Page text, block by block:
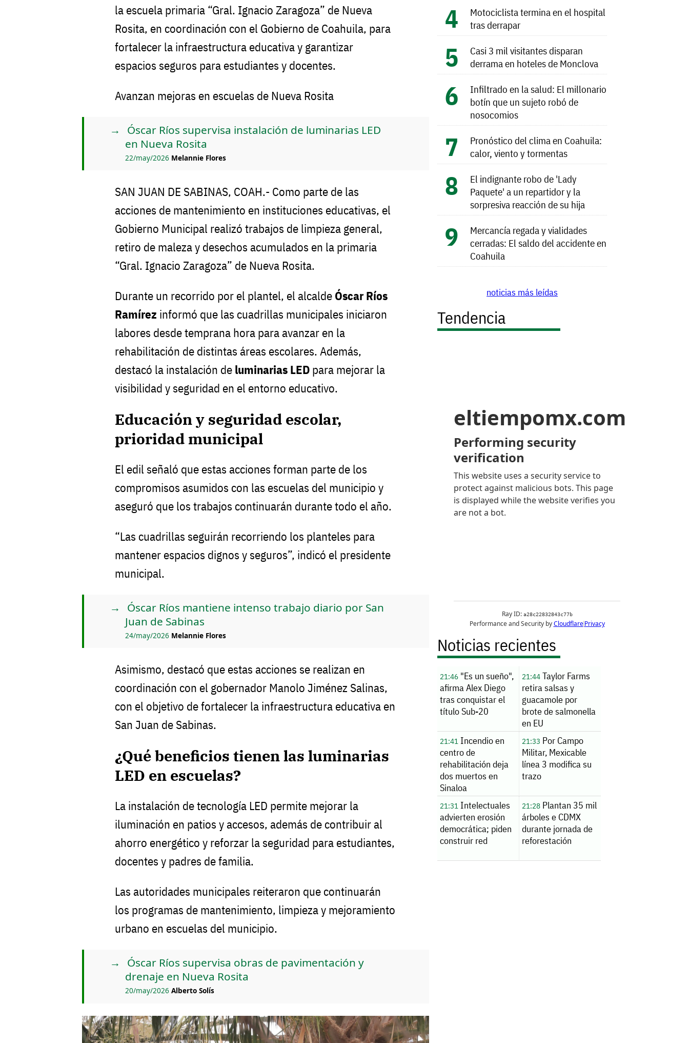
la escuela primaria “Gral. Ignacio Zaragoza” de Nueva
Rosita, en coordinación con el Gobierno de Coahuila, para
fortalecer la infraestructura educativa y garantizar
espacios seguros para estudiantes y docentes.
Avanzan mejoras en escuelas de Nueva Rosita
Óscar Ríos supervisa instalación de luminarias LED
en Nueva Rosita
22/may/2026 Melannie Flores
SAN JUAN DE SABINAS, COAH.- Como parte de las
acciones de mantenimiento en instituciones educativas, el
Gobierno Municipal realizó trabajos de limpieza general,
retiro de maleza y desechos acumulados en la primaria
“Gral. Ignacio Zaragoza” de Nueva Rosita.
Durante un recorrido por el plantel, el alcalde Óscar Ríos
Ramírez informó que las cuadrillas municipales iniciaron
labores desde temprana hora para avanzar en la
rehabilitación de distintas áreas escolares. Además,
destacó la instalación de luminarias LED para mejorar la
visibilidad y seguridad en el entorno educativo.
Educación y seguridad escolar,
prioridad municipal
El edil señaló que estas acciones forman parte de los
compromisos asumidos con las escuelas del municipio y
aseguró que los trabajos continuarán durante todo el año.
“Las cuadrillas seguirán recorriendo los planteles para
mantener espacios dignos y seguros”, indicó el presidente
municipal.
Óscar Ríos mantiene intenso trabajo diario por San
Juan de Sabinas
24/may/2026 Melannie Flores
Asimismo, destacó que estas acciones se realizan en
coordinación con el gobernador Manolo Jiménez Salinas,
con el objetivo de fortalecer la infraestructura educativa en
San Juan de Sabinas.
¿Qué beneficios tienen las luminarias
LED en escuelas?
La instalación de tecnología LED permite mejorar la
iluminación en patios y accesos, además de contribuir al
ahorro energético y reforzar la seguridad para estudiantes,
docentes y padres de familia.
Las autoridades municipales reiteraron que continuarán
los programas de mantenimiento, limpieza y mejoramiento
urbano en escuelas del municipio.
Óscar Ríos supervisa obras de pavimentación y
drenaje en Nueva Rosita
20/may/2026 Alberto Solís
Motociclista termina en el hospital
tras derrapar
Casi 3 mil visitantes disparan
derrama en hoteles de Monclova
Infiltrado en la salud: El millonario
botín que un sujeto robó de
nosocomios
Pronóstico del clima en Coahuila:
calor, viento y tormentas
El indignante robo de 'Lady
Paquete' a un repartidor y la
sorpresiva reacción de su hija
Mercancía regada y vialidades
cerradas: El saldo del accidente en
Coahuila
noticias más leídas
Tendencia
Noticias recientes
21:46 "Es un sueño",
afirma Alex Diego
tras conquistar el
título Sub-20
21:44Taylor Farms
retira salsas y
guacamole por
brote de salmonella
en EU
21:41 Incendio en
centro de
rehabilitación deja
dos muertos en
Sinaloa
21:33 Por Campo
Militar, Mexicable
línea 3 modifica su
trazo
21:31 Intelectuales
advierten erosión
democrática; piden
construir red
21:28Plantan 35 mil
árboles e CDMX
durante jornada de
reforestación